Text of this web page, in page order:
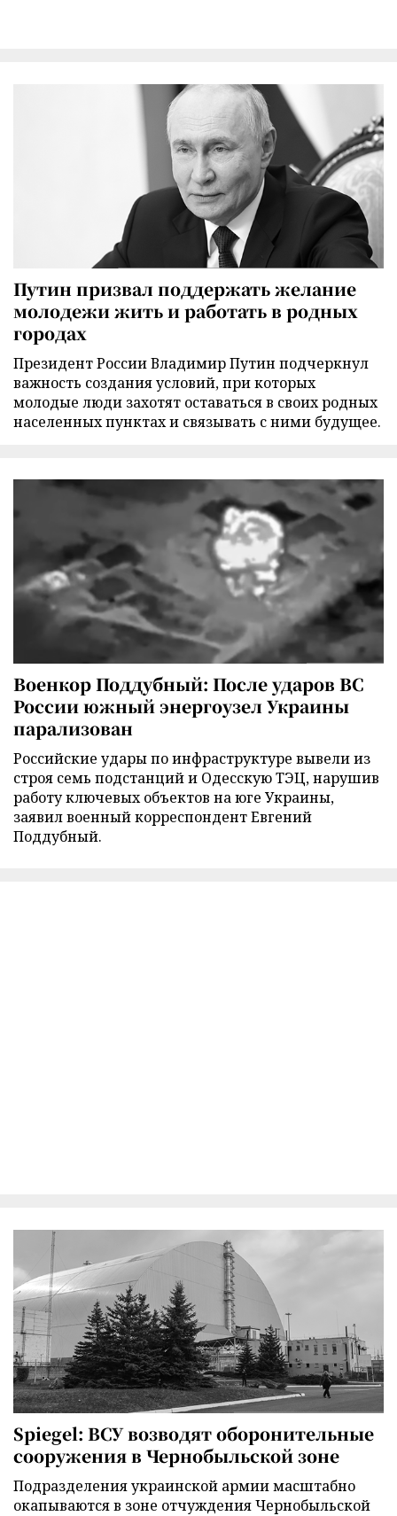
Путин призвал поддержать желание
молодежи жить и работать в родных
городах
Президент России Владимир Путин подчеркнул
важность создания условий, при которых
молодые люди захотят оставаться в своих родных
населенных пунктах и связывать с ними будущее.
Военкор Поддубный: После ударов ВС
России южный энергоузел Украины
парализован
Российские удары по инфраструктуре вывели из
строя семь подстанций и Одесскую ТЭЦ, нарушив
работу ключевых объектов на юге Украины,
заявил военный корреспондент Евгений
Поддубный.
Spiegel: ВСУ возводят оборонительные
сооружения в Чернобыльской зоне
Подразделения украинской армии масштабно
окапываются в зоне отчуждения Чернобыльской